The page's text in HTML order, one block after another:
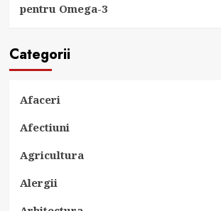
pentru Omega-3
Categorii
Afaceri
Afectiuni
Agricultura
Alergii